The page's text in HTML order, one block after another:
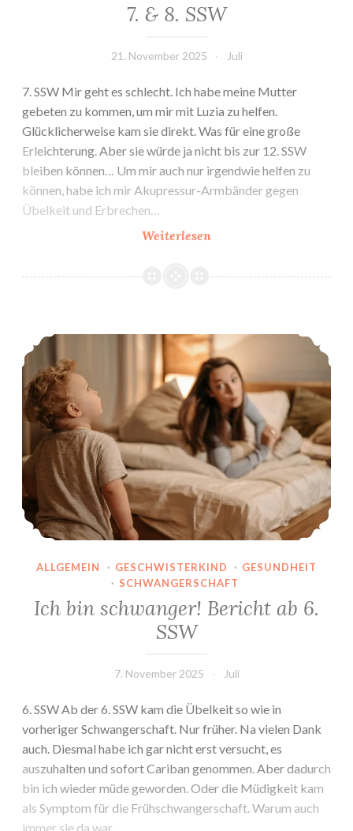
7. & 8. SSW
21. November 2025 Juli
7. SSW Mir geht es schlecht. Ich habe meine Mutter
gebeten zu kommen, um mir mit Luzia zu helfen.
Glücklicherweise kam sie direkt. Was für eine große
Erleichterung. Aber sie würde ja nicht bis zur 12. SSW
bleiben können… Um mir auch nur irgendwie helfen zu
können, habe ich mir Akupressur-Armbänder gegen
Übelkeit und Erbrechen…
Weiterlesen7.
8.
Ich bin schwanger! Bericht ab 6. SSW
ALLGEMEIN · GESCHWISTERKIND · GESUNDHEIT
· SCHWANGERSCHAFT
Ich bin schwanger! Bericht ab 6.
SSW
7. November 2025 Juli
6. SSW Ab der 6. SSW kam die Übelkeit so wie in
vorheriger Schwangerschaft. Nur früher. Na vielen Dank
auch. Diesmal habe ich gar nicht erst versucht, es
auszuhalten und sofort Cariban genommen. Aber dadurch
bin ich wieder müde geworden. Oder die Müdigkeit kam
als Symptom für die Frühschwangerschaft. Warum auch
immer sie da war,…